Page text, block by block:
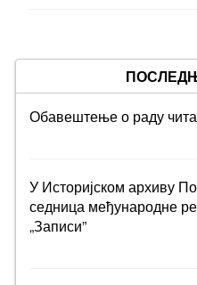
Обавештење о раду
У Историјском архиву
седница међународне
„Записи”